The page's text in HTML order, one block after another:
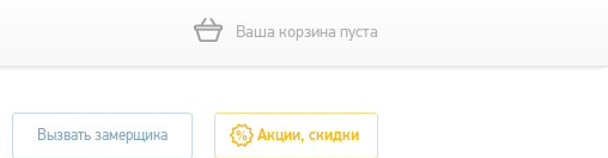
Ваша корзина пуста
Вызвать замерщика Акции, скидки